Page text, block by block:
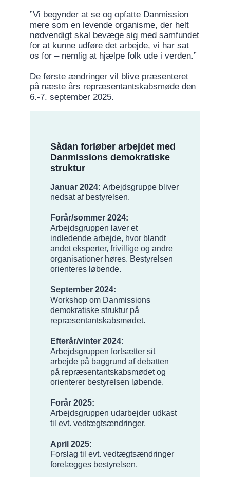
”Vi begynder at se og opfatte Danmission
mere som en levende organisme, der helt
nødvendigt skal bevæge sig med samfundet
for at kunne udføre det arbejde, vi har sat
os for – nemlig at hjælpe folk ude i verden.”
De første ændringer vil blive præsenteret
på næste års repræsentantskabsmøde den
6.-7. september 2025.
Sådan forløber arbejdet med
Danmissions demokratiske
struktur
Januar 2024:Arbejdsgruppe bliver
nedsat af bestyrelsen.
Forår/sommer 2024:
Arbejdsgruppen laver et
indledende arbejde, hvor blandt
andet eksperter, frivillige og andre
organisationer høres. Bestyrelsen
orienteres løbende.
September 2024:
Workshop om Danmissions
demokratiske struktur på
repræsentantskabsmødet.
Efterår/vinter 2024:
Arbejdsgruppen fortsætter sit
arbejde på baggrund af debatten
på repræsentantskabsmødet og
orienterer bestyrelsen løbende.
Forår 2025:
Arbejdsgruppen udarbejder udkast
til evt. vedtægtsændringer.
April 2025:
Forslag til evt. vedtægtsændringer
forelægges bestyrelsen.